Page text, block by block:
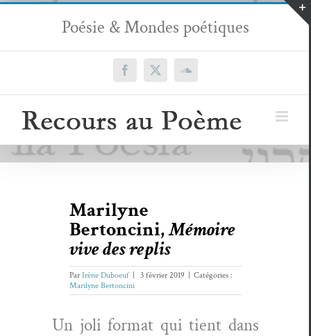
Passer
contenu
Poésie & Mondes poétiques
Facebook
X SoundCloud
Marilyne
Bertoncini,Mémoire
vive des replis
ParIrène Duboeuf 3 février 2019
Catégories :
Marilyne Bertoncini
Un joli for­mat qui tient dans